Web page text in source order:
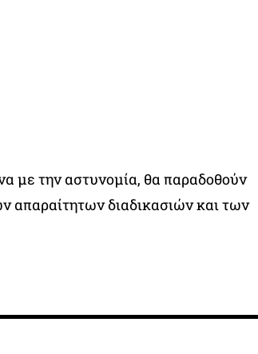
με την αστυνομία, θα παραδοθούν
απαραίτητων διαδικασιών και των